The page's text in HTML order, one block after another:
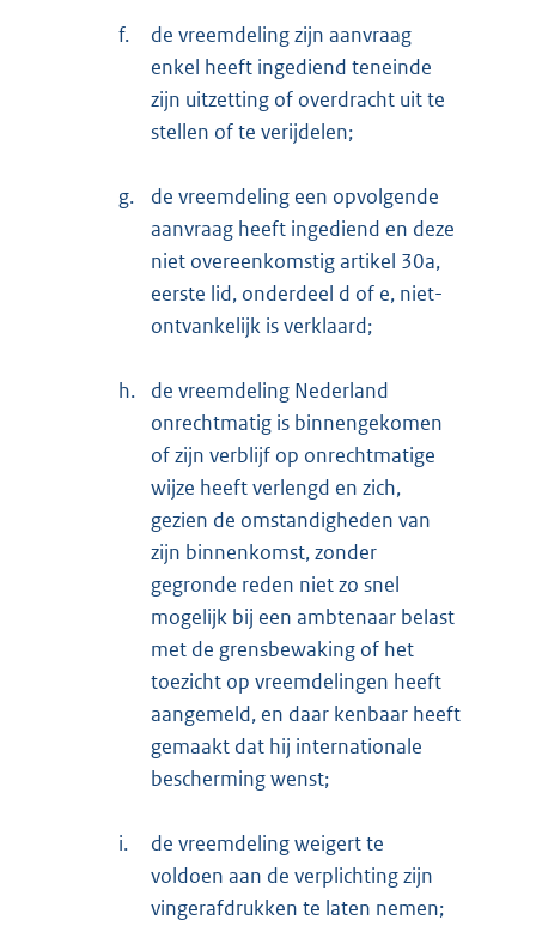
f.
de vreemdeling zijn aanvraag
enkel heeft ingediend teneinde
zijn uitzetting of overdracht uit te
stellen of te verijdelen;
g.
de vreemdeling een opvolgende
aanvraag heeft ingediend en deze
niet overeenkomstig artikel 30a,
eerste lid, onderdeel d of e, niet-
ontvankelijk is verklaard;
h.
de vreemdeling Nederland
onrechtmatig is binnengekomen
of zijn verblijf op onrechtmatige
wijze heeft verlengd en zich,
gezien de omstandigheden van
zijn binnenkomst, zonder
gegronde reden niet zo snel
mogelijk bij een ambtenaar belast
met de grensbewaking of het
toezicht op vreemdelingen heeft
aangemeld, en daar kenbaar heeft
gemaakt dat hij internationale
bescherming wenst;
i.
de vreemdeling weigert te
voldoen aan de verplichting zijn
vingerafdrukken te laten nemen;